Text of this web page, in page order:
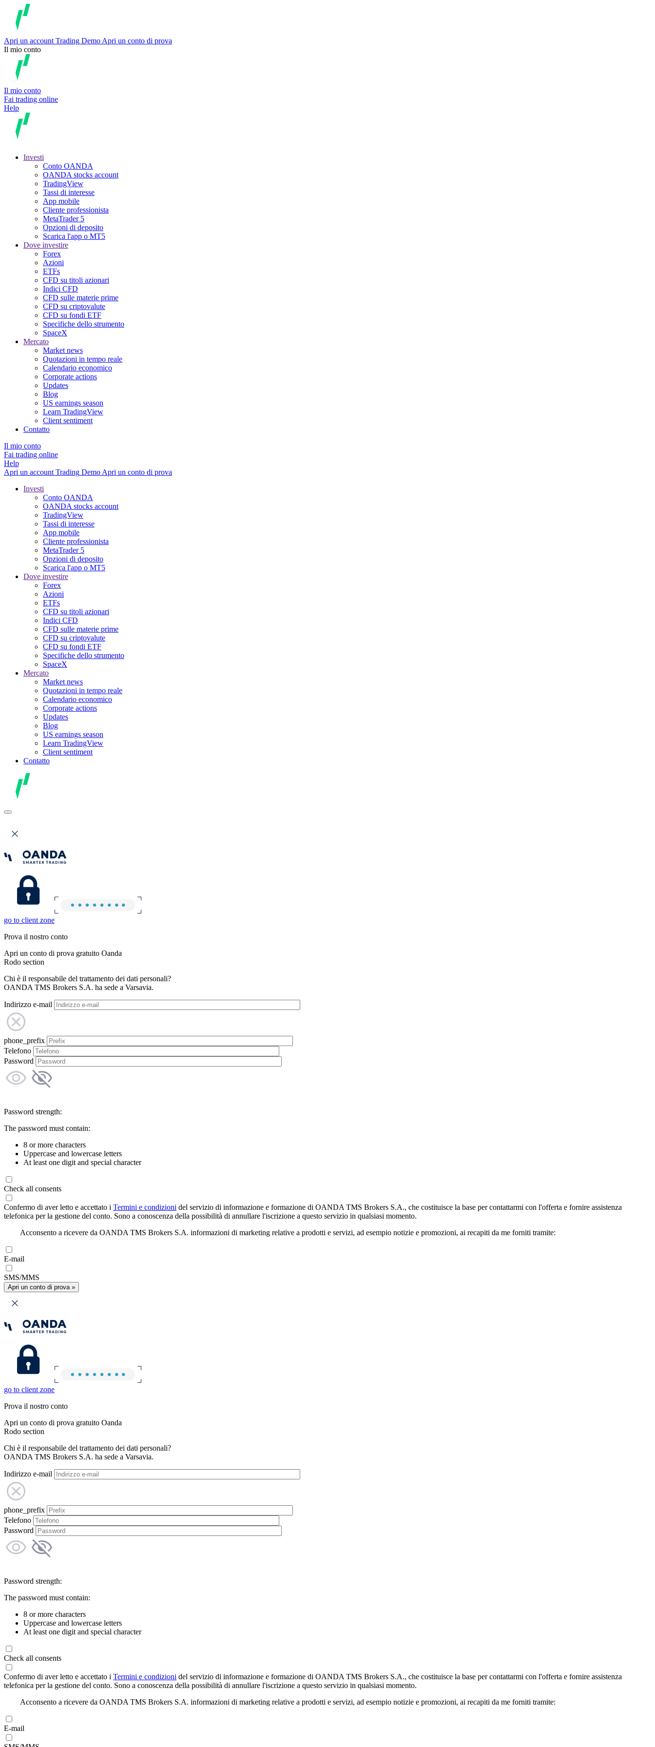
Apri un account Trading Demo Apri un conto di prova
Il mio conto
Il mio conto
Fai trading online
Help
Investi
Conto OANDA
OANDA stocks account
TradingView
Tassi di interesse
App mobile
Cliente professionista
MetaTrader 5
Opzioni di deposito
Scarica l'app o MT5
Dove investire
Forex
Azioni
ETFs
CFD su titoli azionari
Indici CFD
CFD sulle materie prime
CFD su criptovalute
CFD su fondi ETF
Specifiche dello strumento
SpaceX
Mercato
Market news
Quotazioni in tempo reale
Calendario economico
Corporate actions
Updates
Blog
US earnings season
Learn TradingView
Client sentiment
Contatto
Il mio conto
Fai trading online
Help
Apri un account Trading Demo Apri un conto di prova
Investi
Conto OANDA
OANDA stocks account
TradingView
Tassi di interesse
App mobile
Cliente professionista
MetaTrader 5
Opzioni di deposito
Scarica l'app o MT5
Dove investire
Forex
Azioni
ETFs
CFD su titoli azionari
Indici CFD
CFD sulle materie prime
CFD su criptovalute
CFD su fondi ETF
Specifiche dello strumento
SpaceX
Mercato
Market news
Quotazioni in tempo reale
Calendario economico
Corporate actions
Updates
Blog
US earnings season
Learn TradingView
Client sentiment
Contatto
go to client zone
Prova il nostro conto
Apri un conto di prova gratuito Oanda
Rodo section
Chi è il responsabile del trattamento dei dati personali?
OANDA TMS Brokers S.A. ha sede a Varsavia.
Indirizzo e-mail
phone_prefix
Telefono
Password
Password strength:
The password must contain:
8 or more characters
Uppercase and lowercase letters
At least one digit and special character
Check all consents
Confermo di aver letto e accettato i Termini e condizioni del servizio di informazione e formazione di OANDA TMS Brokers S.A., che costituisce la base per contattarmi con l'offerta e fornire assistenza
telefonica per la gestione del conto. Sono a conoscenza della possibilità di annullare l'iscrizione a questo servizio in qualsiasi momento.
Acconsento a ricevere da OANDA TMS Brokers S.A. informazioni di marketing relative a prodotti e servizi, ad esempio notizie e promozioni, ai recapiti da me forniti tramite:
E-mail
SMS/MMS
Apri un conto di prova »
go to client zone
Prova il nostro conto
Apri un conto di prova gratuito Oanda
Rodo section
Chi è il responsabile del trattamento dei dati personali?
OANDA TMS Brokers S.A. ha sede a Varsavia.
Indirizzo e-mail
phone_prefix
Telefono
Password
Password strength:
The password must contain:
8 or more characters
Uppercase and lowercase letters
At least one digit and special character
Check all consents
Confermo di aver letto e accettato i Termini e condizioni del servizio di informazione e formazione di OANDA TMS Brokers S.A., che costituisce la base per contattarmi con l'offerta e fornire assistenza
telefonica per la gestione del conto. Sono a conoscenza della possibilità di annullare l'iscrizione a questo servizio in qualsiasi momento.
Acconsento a ricevere da OANDA TMS Brokers S.A. informazioni di marketing relative a prodotti e servizi, ad esempio notizie e promozioni, ai recapiti da me forniti tramite:
E-mail